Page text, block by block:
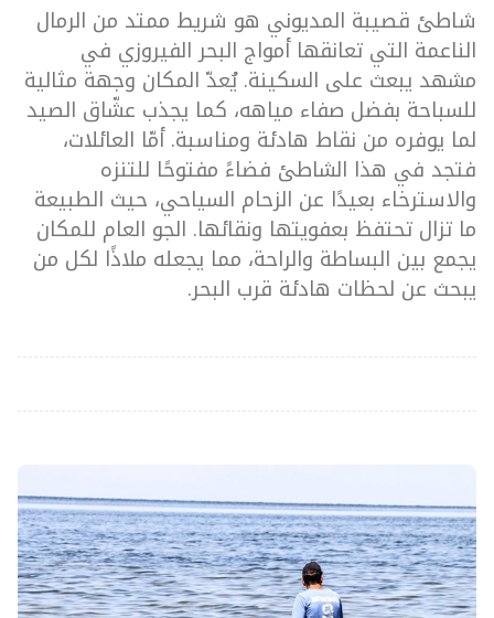
شاطئ قصيبة المديوني هو شريط ممتد من الرمال
الناعمة التي تعانقها أمواج البحر الفيروزي في
مشهد يبعث على السكينة. يُعدّ المكان وجهة مثالية
للسباحة بفضل صفاء مياهه، كما يجذب عشّاق الصيد
لما يوفره من نقاط هادئة ومناسبة. أمّا العائلات،
فتجد في هذا الشاطئ فضاءً مفتوحًا للتنزه
والاسترخاء بعيدًا عن الزحام السياحي، حيث الطبيعة
ما تزال تحتفظ بعفويتها ونقائها. الجو العام للمكان
يجمع بين البساطة والراحة، مما يجعله ملاذًا لكل من
يبحث عن لحظات هادئة قرب البحر.